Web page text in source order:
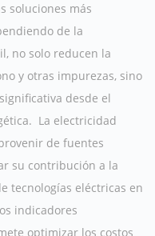
soluciones más
de la
no solo reducen la
y otras impurezas, sino
desde el
La electricidad
de fuentes
su contribución a la
tecnologías eléctricas en
indicadores
optimizar los costos